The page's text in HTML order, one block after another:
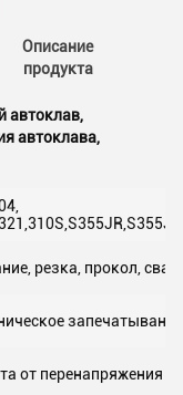
Описание
продукта
автоклав,
автоклава,
резка, прокол,
запечатывание
от перенапряжения